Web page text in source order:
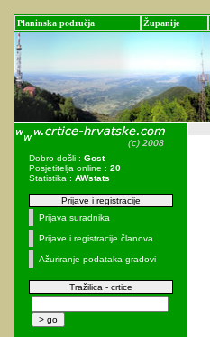
Planinska područja Županije
Dobro došli : Gost
Posjetitelja online : 20
Statistika : AWstats
Prijave i registracije
Prijava suradnika
Prijave i registracije članova
Ažuriranje podataka gradovi
Tražilica - crtice